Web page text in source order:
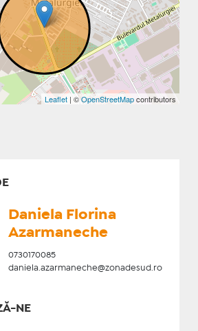
Leaflet | ©OpenStreetMapcontributors
Daniela Florina
Azarmaneche
0730170085
daniela.azarmaneche@zonadesud.ro
NE